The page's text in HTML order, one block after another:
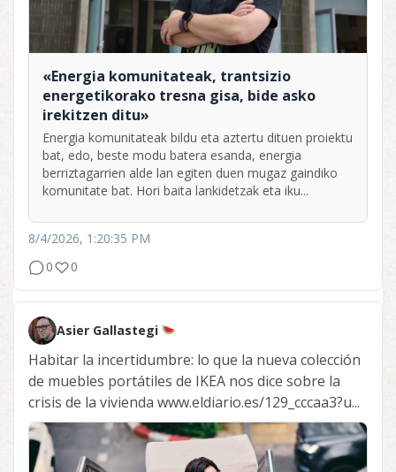
«Energia komunitateak, trantsizio
energetikorako tresna gisa, bide asko
irekitzen ditu»
Energia komunitateak bildu eta aztertu dituen proiektu
bat, edo, beste modu batera esanda, energia
berriztagarrien alde lan egiten duen mugaz gaindiko
komunitate bat. Hori baita lankidetzak eta iku...
8/4/2026, 1:20:35 PM
0
0
Asier Gallastegi
Habitar la incertidumbre: lo que la nueva colección
de muebles portátiles de IKEA nos dice sobre la
crisis de la vivienda www.eldiario.es/129_cccaa3?u...